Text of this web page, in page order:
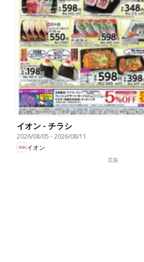
イオン - チラシ
2026/08/05 -2026/08/11
イオン
広告